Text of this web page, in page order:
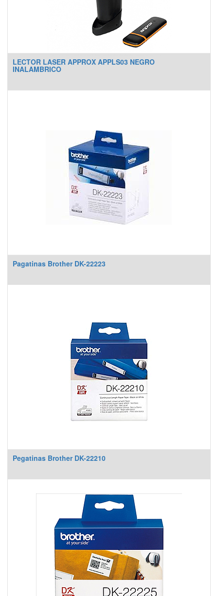
LECTOR LASER APPROX APPLS03 NEGRO
INALAMBRICO
Pagatinas Brother DK-22223
Pegatinas Brother DK-22210